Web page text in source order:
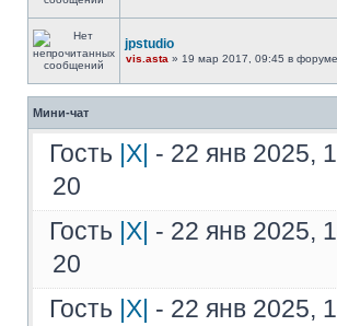
jpstudio
vis.asta » 19 мар 2017, 09:45 в форуме
Мини-чат
Гость |X| - 22 янв 2025,
20
Гость |X| - 22 янв 2025,
20
Гость |X| - 22 янв 2025,